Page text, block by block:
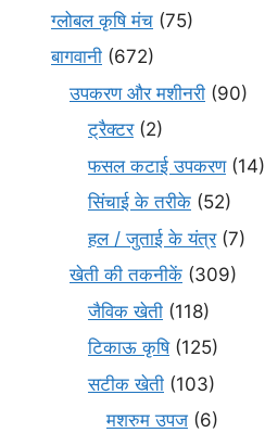
ग्लोबल कृषि मंच (75)
बागवानी (672)
उपकरण और मशीनरी (90)
ट्रैक्टर(2)
फसल कटाई उपकरण(14)
सिंचाई के तरीके (52)
हल / जुताई के यंत्र(7)
खेती की तकनीकें (309)
जैविक खेती (118)
टिकाऊ कृषि(125)
सटीक खेती (103)
मशरुम उपज (6)